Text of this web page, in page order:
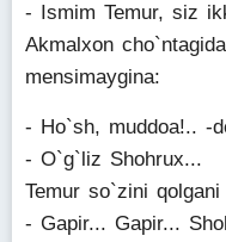
- Ismim Temur, siz
Akmalxon
mensimaygina:
- Ho`sh, muddoa!.. -
- O`g`liz Shohrux...
Temur so`zini
- Gapir... Gapir...